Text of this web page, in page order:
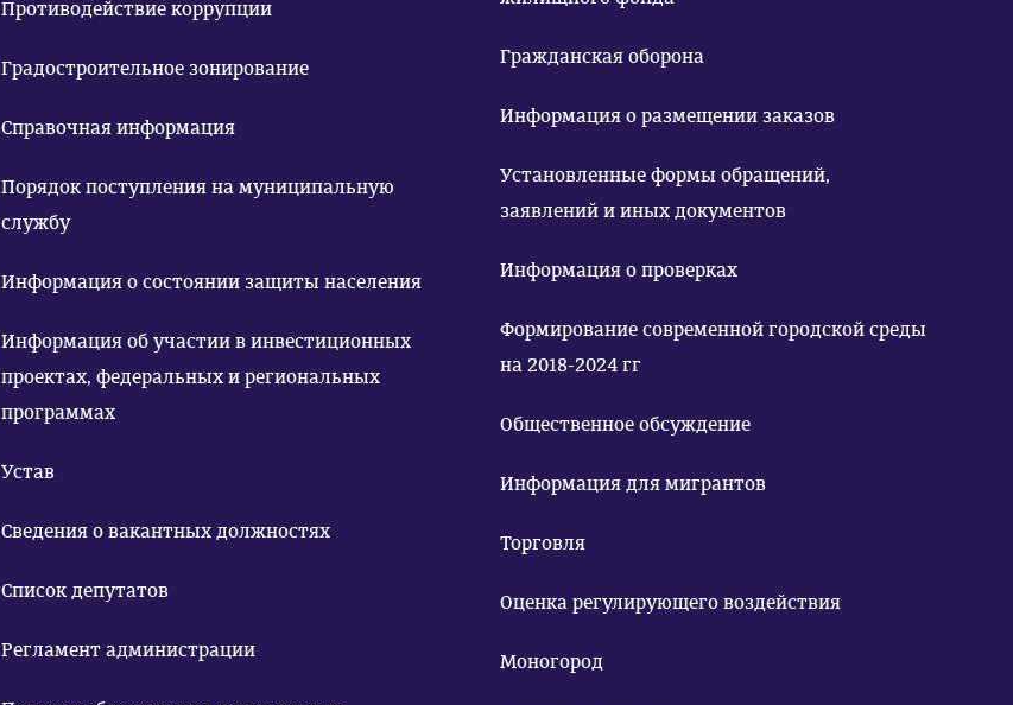
Противодействие коррупции
Градостроительное зонирование
Справочная информация
Порядок поступления на муниципальную
службу
Информация о состоянии защиты населения
Информация об участии в инвестиционных
проектах, федеральных и региональных
программах
Устав
Сведения о вакантных должностях
Список депутатов
Регламент администрации
Гражданская оборона
Информация о размещении заказов
Установленные формы обращений,
заявлений и иных документов
Информация о проверках
Формирование современной городской среды
на 2018-2024 гг
Общественное обсуждение
Информация для мигрантов
Торговля
Оценка регулирующего воздействия
Моногород